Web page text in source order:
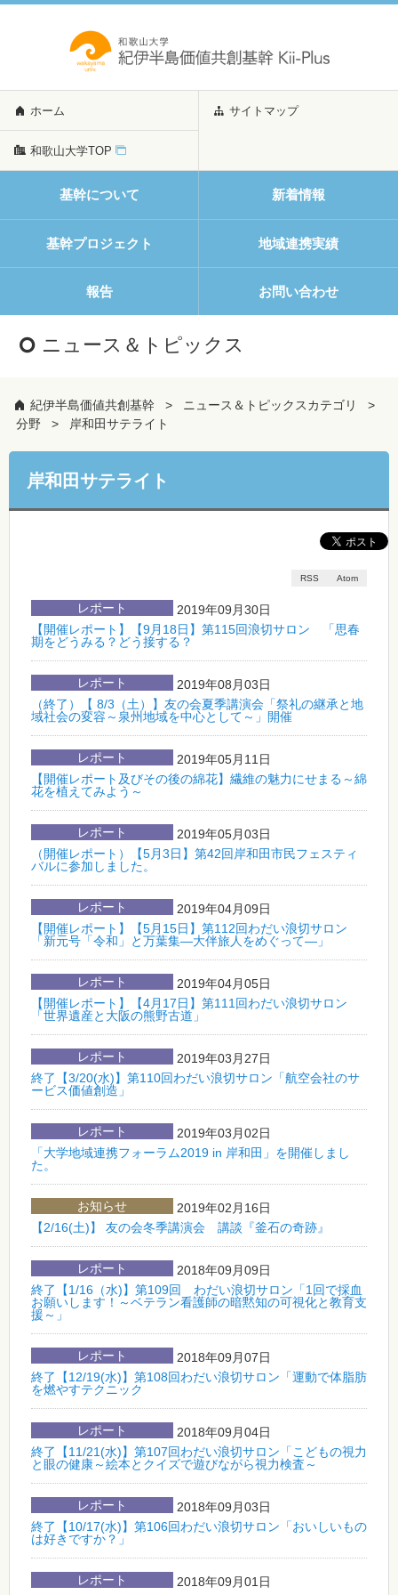
ホーム サイトマップ
和歌山大学TOP
基幹について 新着情報
基幹プロジェクト 地域連携実績
報告 お問い合わせ
ニュース＆トピックス
紀伊半島価値共創基幹
ニュース＆トピックスカテゴリ
分野
岸和田サテライト
岸和田サテライト
RSS Atom
レポート
2019年09月30日
【開催レポート】【9月18日】第115回浪切サロン 「思春
期をどうみる？どう接する？
レポート
2019年08月03日
（終了）【 8/3（土）】友の会夏季講演会「祭礼の継承と地
域社会の変容～泉州地域を中心として～」開催
レポート
2019年05月11日
【開催レポート及びその後の綿花】繊維の魅力にせまる～綿
花を植えてみよう～
レポート
2019年05月03日
（開催レポート）【5月3日】第42回岸和田市民フェスティ
バルに参加しました。
レポート
2019年04月09日
【開催レポート】【5月15日】第112回わだい浪切サロン
「新元号「令和」と万葉集―大伴旅人をめぐって―」
レポート
2019年04月05日
【開催レポート】【4月17日】第111回わだい浪切サロン
「世界遺産と大阪の熊野古道」
レポート
2019年03月27日
終了【3/20(水)】第110回わだい浪切サロン「航空会社のサ
ービス価値創造」
レポート
2019年03月02日
「大学地域連携フォーラム2019 in 岸和田」を開催しまし
た。
お知らせ
2019年02月16日
【2/16(土)】 友の会冬季講演会 講談『釜石の奇跡』
レポート
2018年09月09日
終了【1/16（水)】第109回 わだい浪切サロン「1回で採血
お願いします！～ベテラン看護師の暗黙知の可視化と教育支
援～」
レポート
2018年09月07日
終了【12/19(水)】第108回わだい浪切サロン「運動で体脂肪
を燃やすテクニック
レポート
2018年09月04日
終了【11/21(水)】第107回わだい浪切サロン「こどもの視力
と眼の健康～絵本とクイズで遊びながら視力検査～
レポート
2018年09月03日
終了【10/17(水)】第106回わだい浪切サロン「おいしいもの
は好きですか？」
レポート
2018年09月01日